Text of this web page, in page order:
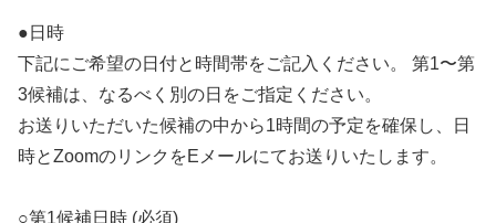
●日時
下記にご希望の日付と時間帯をご記入ください。 第1〜第
3候補は、なるべく別の日をご指定ください。
お送りいただいた候補の中から1時間の予定を確保し、日
時とZoomのリンクをEメールにてお送りいたします。
○第1候補日時 (必須)